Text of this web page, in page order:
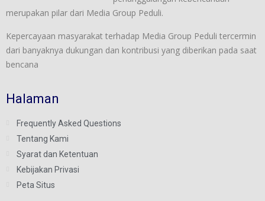
merupakan pilar dari Media Group Peduli.
Kepercayaan masyarakat terhadap Media Group Peduli tercermin
dari banyaknya dukungan dan kontribusi yang diberikan pada saat
bencana
Halaman
Frequently Asked Questions
Tentang Kami
Syarat dan Ketentuan
Kebijakan Privasi
Peta Situs